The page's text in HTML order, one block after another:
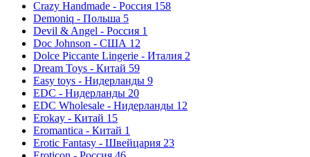
Crazy Handmade - Россия 158
Demoniq - Польша 5
Devil & Angel - Россия 1
Doc Johnson - США 12
Dolce Piccante Lingerie - Италия 2
Dream Toys - Китай 59
Easy toys - Нидерланды 9
EDC - Нидерланды 20
EDC Wholesale - Нидерланды 12
Erokay - Китай 15
Eromantica - Китай 1
Erotic Fantasy - Швейцария 23